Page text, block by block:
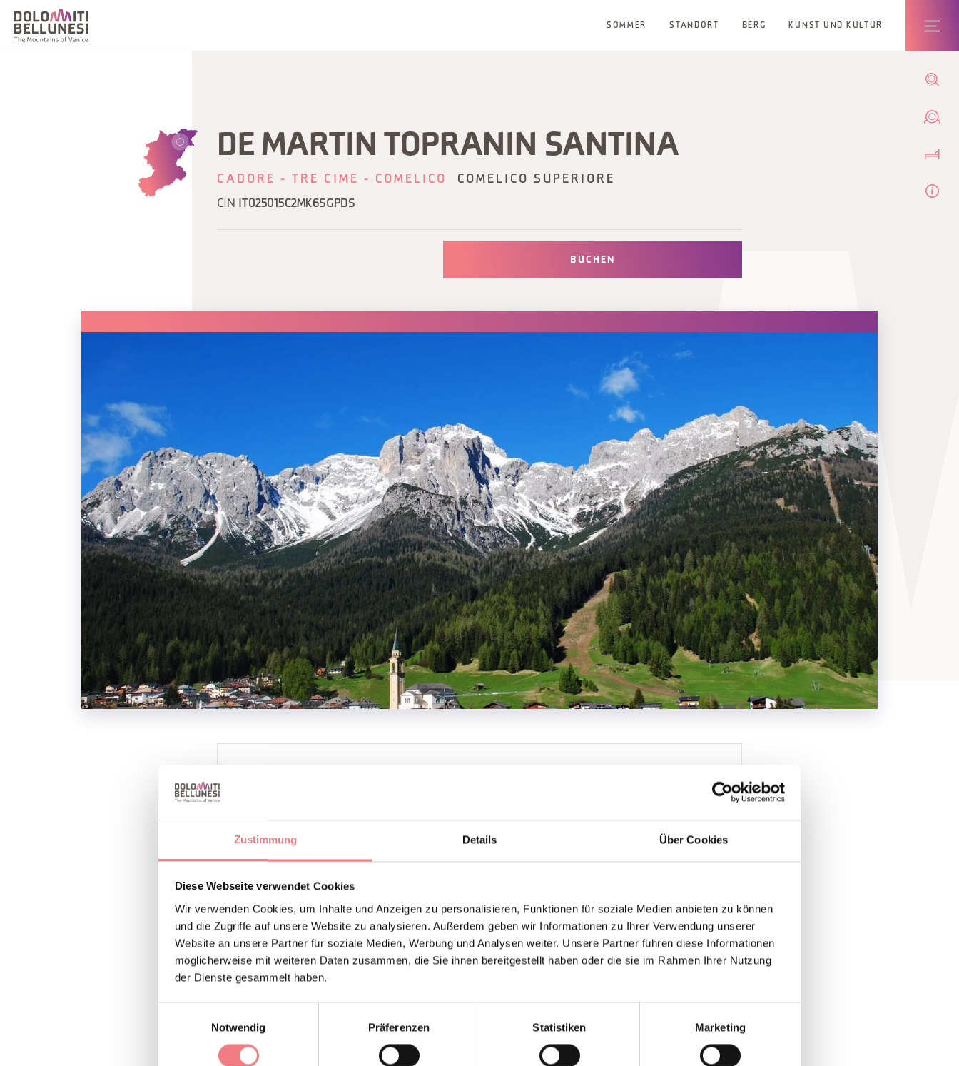
Zustimmung Details Über Cookies
Diese Webseite verwendet Cookies
Wir verwenden Cookies, um Inhalte und Anzeigen zu personalisieren, Funktionen für soziale Medien anbieten zu können
und die Zugriffe auf unsere Website zu analysieren. Außerdem geben wir Informationen zu Ihrer Verwendung unserer
Website an unsere Partner für soziale Medien, Werbung und Analysen weiter. Unsere Partner führen diese Informationen
möglicherweise mit weiteren Daten zusammen, die Sie ihnen bereitgestellt haben oder die sie im Rahmen Ihrer Nutzung
der Dienste gesammelt haben.
Notwendig
Präferenzen Statistiken Marketing
SOMMER STANDORT BERG KUNST UND KULTUR
DE MARTIN TOPRANIN SANTINA
CADORE - TRE CIME - COMELICO
COMELICO SUPERIORE
CIN
IT025015C2MK6SGPDS
BUCHEN
+39 3478590314 info@comelico.com
BUCHEN